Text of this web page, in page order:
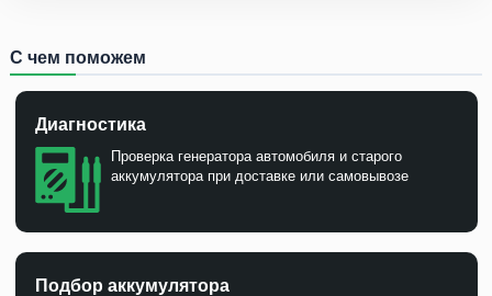
С чем поможем
Диагностика
Проверка генератора автомобиля и старого
аккумулятора при доставке или самовывозе
Подбор аккумулятора